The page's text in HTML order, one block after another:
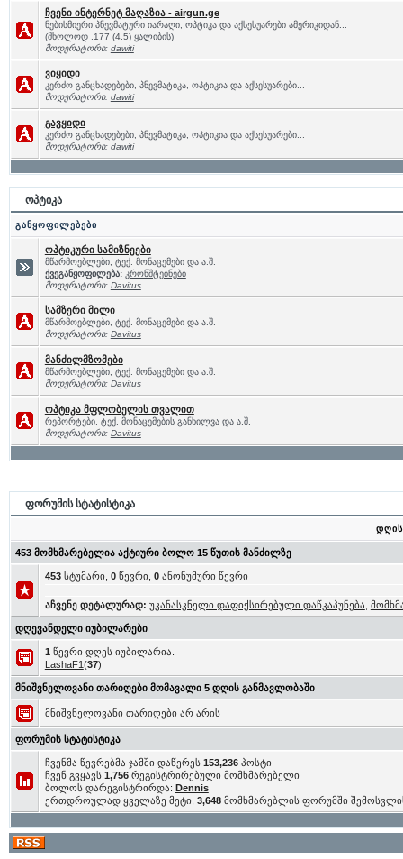
ჩვენი ინტერნეტ მაღაზია - airgun.ge
ნებისმიერი პნევმატური იარაღი, ოპტიკა და აქსესუარები ამერიკიდან...
(მხოლოდ .177 (4.5) ყალიბის)
მოდერატორი: dawiti
ვიყიდი
კერძო განცხადებები, პნევმატიკა, ოპტიკია და აქსესუარები...
მოდერატორი: dawiti
გავყიდი
კერძო განცხადებები, პნევმატიკა, ოპტიკია და აქსესუარები...
მოდერატორი: dawiti
ოპტიკა
განყოფილებები
ოპტიკური სამიზნეები
მწარმოებლები, ტექ. მონაცემები და ა.შ.
ქვეგანყოფილება: კრონშტეინები
მოდერატორი: Davitus
სამზერი მილი
მწარმოებლები, ტექ. მონაცემები და ა.შ.
მოდერატორი: Davitus
მანძილმზომები
მწარმოებლები, ტექ. მონაცემები და ა.შ.
მოდერატორი: Davitus
ოპტიკა მფლობელის თვალით
რეპორტები, ტექ. მონაცემების განხილვა და ა.შ.
მოდერატორი: Davitus
ფორუმის სტატისტიკა
დღის
453 მომხმარებელია აქტიური ბოლო 15 წუთის მანძილზე
453სტუმარი, 0წევრი, 0ანონუმური წევრი
აჩვენე დეტალურად: უკანასკნელი დაფიქსირებული დაწკაპუნება
დღევანდელი იუბილარები
1 წევრი დღეს იუბილარია.
LashaF1(37)
მნიშვნელოვანი თარიღები მომავალი 5 დღის განმავლობაში
მნიშვნელოვანი თარიღები არ არის
ფორუმის სტატისტიკა
ჩვენმა წევრებმა ჯამში დაწერეს 153,236პოსტი
ჩვენ გვყავს 1,756რეგისტრირებული მომხმარებელი
ბოლოს დარეგისტრირდა: Dennis
ერთდროულად ყველაზე მეტი, 3,648მომხმარებლის ფორუმში